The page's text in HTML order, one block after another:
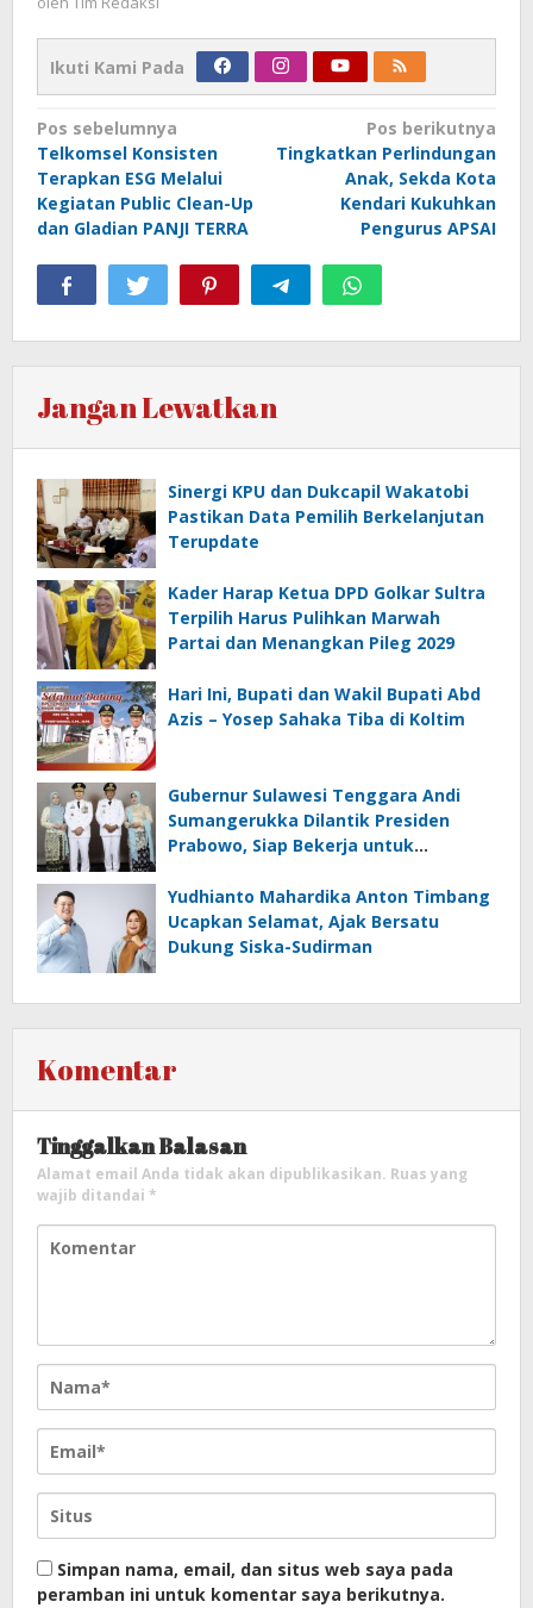
Ikuti Kami Pada
Navigasi
pos
Pos sebelumnya
Telkomsel Konsisten
Terapkan ESG Melalui
Kegiatan Public Clean-Up
dan Gladian PANJI TERRA
Pos berikutnya
Tingkatkan Perlindungan
Anak, Sekda Kota
Kendari Kukuhkan
Pengurus APSAI
Jangan Lewatkan
Sinergi KPU dan Dukcapil Wakatobi
Pastikan Data Pemilih Berkelanjutan
Terupdate
Kader Harap Ketua DPD Golkar Sultra
Terpilih Harus Pulihkan Marwah
Partai dan Menangkan Pileg 2029
Hari Ini, Bupati dan Wakil Bupati Abd
Azis – Yosep Sahaka Tiba di Koltim
Gubernur Sulawesi Tenggara Andi
Sumangerukka Dilantik Presiden
Prabowo, Siap Bekerja untuk
Yudhianto Mahardika Anton Timbang
Ucapkan Selamat, Ajak Bersatu
Dukung Siska-Sudirman
Komentar
Tinggalkan Balasan
Alamat email Anda tidak akan dipublikasikan. Ruas yang
wajib ditandai *
Simpan nama, email, dan situs web saya pada
peramban ini untuk komentar saya berikutnya.